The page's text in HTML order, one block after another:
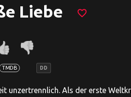
Liebe favorite_border
TMDB DD
unzertrennlich. Als der erste